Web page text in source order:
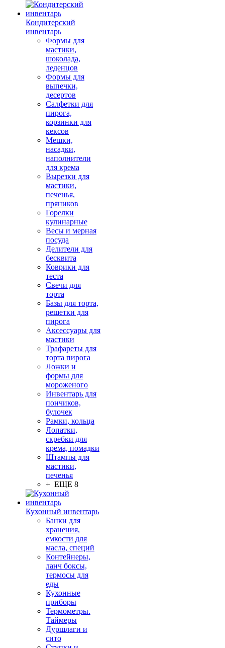
Кондитерский
инвентарь
Формы для
мастики,
шоколада,
леденцов
Формы для
выпечки,
десертов
Салфетки для
пирога,
корзинки для
кексов
Мешки,
насадки,
наполнители
для крема
Вырезки для
мастики,
печенья,
пряников
Горелки
кулинарные
Весы и мерная
посуда
Делители для
бесквита
Коврики для
теста
Свечи для
торта
Базы для торта,
решетки для
пирога
Аксессуары для
мастики
Трафареты для
торта пирога
Ложки и
формы для
мороженого
Инвентарь для
пончиков,
булочек
Рамки, кольца
Лопатки,
скребки для
крема, помадки
Штампы для
мастики,
печенья
+ ЕЩЕ 8
Кухонный инвентарь
Банки для
хранения,
емкости для
масла, специй
Контейнеры,
ланч боксы,
термосы для
еды
Кухонные
приборы
Термометры.
Таймеры
Дуршлаги и
сито